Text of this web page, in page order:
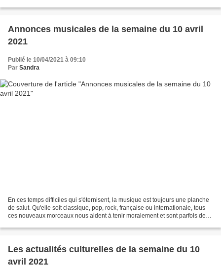
Annonces musicales de la semaine du 10 avril
2021
Publié le 10/04/2021 à 09:10
Par Sandra
En ces temps difficiles qui s'éternisent, la musique est toujours une planche
de salut. Qu'elle soit classique, pop, rock, française ou internationale, tous
ces nouveaux morceaux nous aident à tenir moralement et sont parfois de
Les actualités culturelles de la semaine du 10
avril 2021